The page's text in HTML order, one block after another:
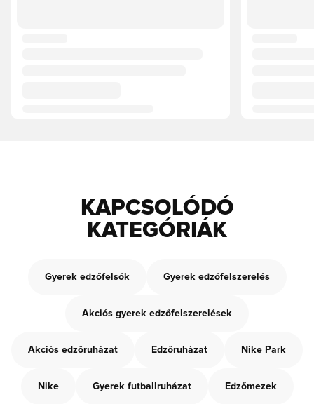
KAPCSOLÓDÓ
KATEGÓRIÁK
Gyerek edzőfelsők Gyerek edzőfelszerelés
Akciós gyerek edzőfelszerelések
Akciós edzőruházat Edzőruházat Nike Park
Nike Gyerek futballruházat Edzőmezek